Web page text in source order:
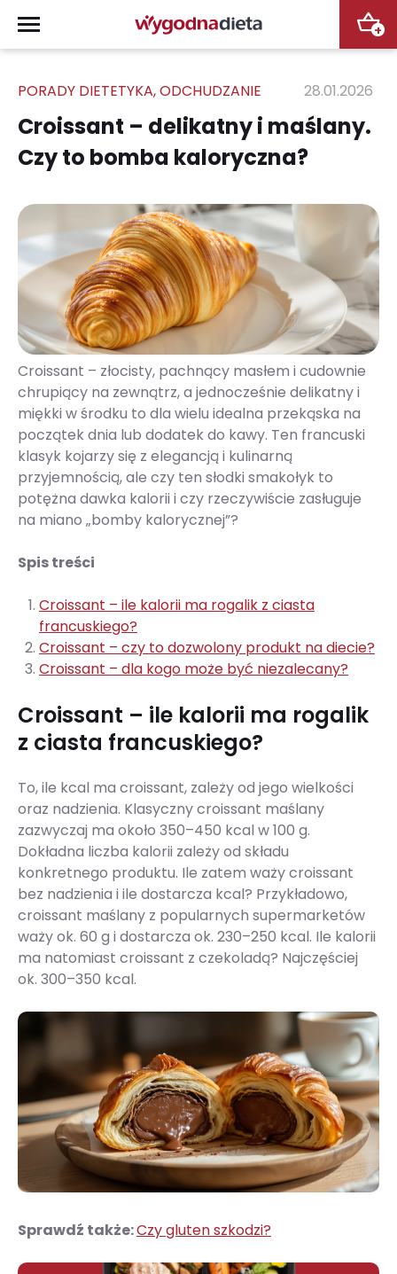
+
PORADY DIETETYKA,ODCHUDZANIE 28.01.2026
Croissant – delikatny i maślany.
Czy to bomba kaloryczna?
Croissant – złocisty, pachnący masłem i cudownie
chrupiący na zewnątrz, a jednocześnie delikatny i
miękki w środku to dla wielu idealna przekąska na
początek dnia lub dodatek do kawy. Ten francuski
klasyk kojarzy się z elegancją i kulinarną
przyjemnością, ale czy ten słodki smakołyk to
potężna dawka kalorii i czy rzeczywiście zasługuje
na miano „bomby kalorycznej”?
Spis treści
Croissant – ile kalorii ma rogalik z ciasta
francuskiego?
Croissant – czy to dozwolony produkt na diecie?
Croissant – dla kogo może być niezalecany?
Croissant – ile kalorii ma rogalik
z ciasta francuskiego?
To, ile kcal ma croissant, zależy od jego wielkości
oraz nadzienia. Klasyczny croissant maślany
zazwyczaj ma około 350–450 kcal w 100 g.
Dokładna liczba kalorii zależy od składu
konkretnego produktu. Ile zatem waży croissant
bez nadzienia i ile dostarcza kcal? Przykładowo,
croissant maślany z popularnych supermarketów
waży ok. 60 g i dostarcza ok. 230–250 kcal. Ile kalorii
ma natomiast croissant z czekoladą? Najczęściej
ok. 300–350 kcal.
Sprawdź także:Czy gluten szkodzi?